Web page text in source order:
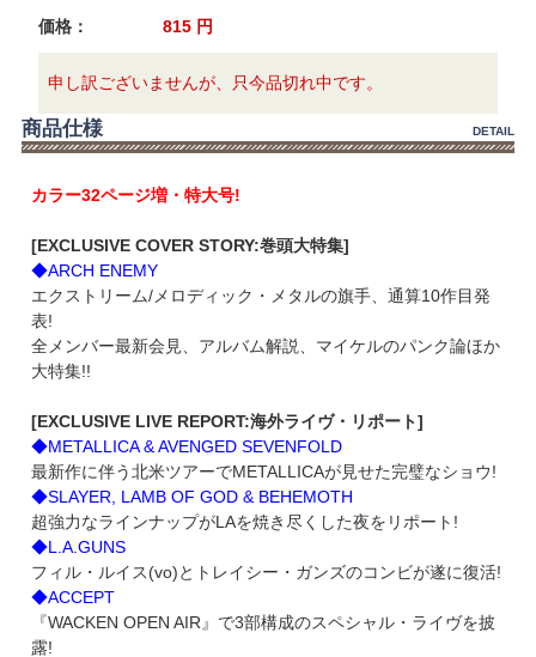
価格：
815 円
申し訳ございませんが、只今品切れ中です。
商品仕様 DETAIL
カラー32ページ増・特大号!
[EXCLUSIVE COVER STORY:巻頭大特集]
◆ARCH ENEMY
エクストリーム/メロディック・メタルの旗手、通算10作目発
表!
全メンバー最新会見、アルバム解説、マイケルのパンク論ほか
大特集!!
[EXCLUSIVE LIVE REPORT:海外ライヴ・リポート]
◆METALLICA & AVENGED SEVENFOLD
最新作に伴う北米ツアーでMETALLICAが見せた完璧なショウ!
◆SLAYER, LAMB OF GOD & BEHEMOTH
超強力なラインナップがLAを焼き尽くした夜をリポート!
◆L.A.GUNS
フィル・ルイス(vo)とトレイシー・ガンズのコンビが遂に復活!
◆ACCEPT
『WACKEN OPEN AIR』で3部構成のスペシャル・ライヴを披
露!